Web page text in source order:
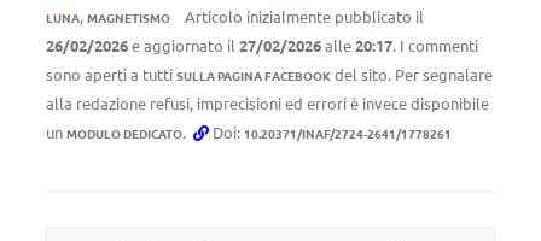
LUNA, MAGNETISMO
Articolo inizialmente pubblicato il
26/02/2026e aggiornato il 27/02/2026alle20:17. I commenti
sono aperti a tutti SULLA PAGINA FACEBOOK del sito. Per segnalare
alla redazione refusi, imprecisioni ed errori è invece disponibile
un MODULO DEDICATO. Doi: 10.20371/INAF/2724-2641/1778261